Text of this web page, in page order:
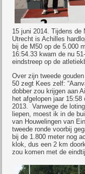
15 juni 2014. Tijdens de
Utrecht is Achilles
bij de M50 op de 5.000
16:54.33 kwam de nu
eindstreep op de
Over zijn tweede
50 zegt Kees zelf:
dobber zou krijgen aan
het afgelopen jaar
2013. Vanwege de
liepen, moest ik in de
van Houwelingen van
tweede ronde voorbij
bij de 1.800 meter nog
klok, dus een 2 km
zou komen met de